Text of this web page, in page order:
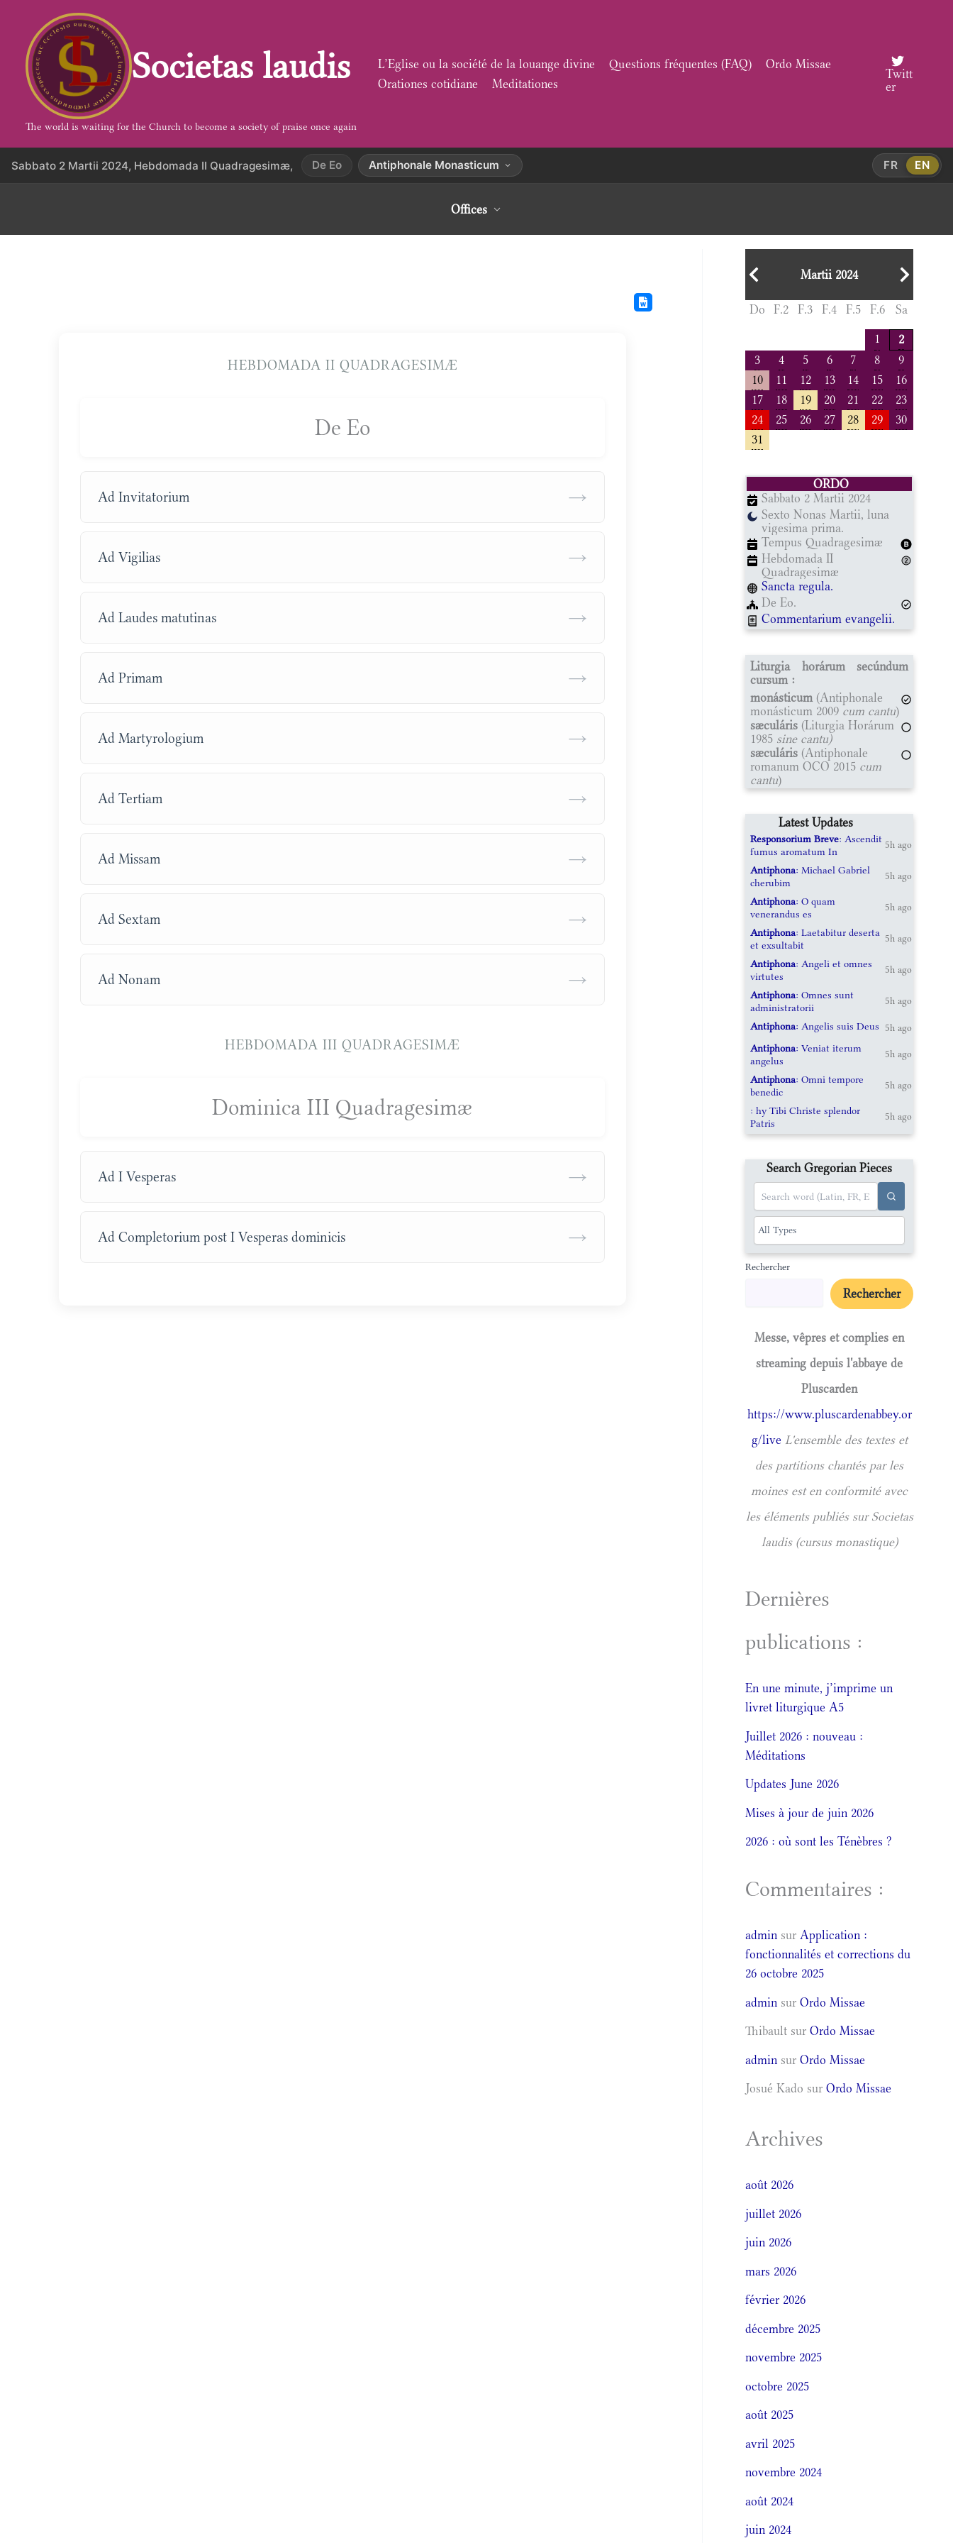
contenu
Societas laudis
The world is waiting for the Church to become a society of praise once again
L’Eglise ou la société de la louange divine Questions fréquentes (FAQ)
Ordo Missae
Orationes cotidiane
Meditationes
Twitt
er
Sabbato 2 Martii 2024, Hebdomada II Quadragesimæ, De Eo Antiphonale Monasticum FR EN
Offices
HEBDOMADA II QUADRAGESIMÆ
De Eo
Ad Invitatorium →
Ad Vigilias →
Ad Laudes matutinas →
Ad Primam →
Ad Martyrologium →
Ad Tertiam →
Ad Missam →
Ad Sextam →
Ad Nonam →
HEBDOMADA III QUADRAGESIMÆ
Dominica III Quadragesimæ
Ad I Vesperas →
Ad Completorium post I Vesperas dominicis →
Martii 2024
Do F.2 F.3 F.4 F.5 F.6 Sa
1
2
3
4 5 6 7 8
9
10
11 12 13 14 15
16
17
18 19 20 21 22
23
24
25 26 27 28 29
30
31
ORDO
Sabbato 2 Martii 2024
Sexto Nonas Martii, luna
vigesima prima.
Tempus Quadragesimæ
Hebdomada II
Quadragesimæ
Sancta regula.
De Eo.
Commentarium evangelii.
Liturgia horárum secúndum
cursum :
monásticum (Antiphonale
monásticum 2009 cum cantu)
sæculáris (Liturgia Horárum
1985 sine cantu)
sæculáris (Antiphonale
romanum OCO 2015 cum
cantu)
Latest Updates
Responsorium Breve: Ascendit
fumus aromatum In
5h ago
Antiphona: Michael Gabriel
cherubim
5h ago
Antiphona: O quam
venerandus es
5h ago
Antiphona: Laetabitur deserta
et exsultabit
5h ago
Antiphona: Angeli et omnes
virtutes
5h ago
Antiphona: Omnes sunt
administratorii
5h ago
Antiphona: Angelis suis Deus 5h ago
Antiphona: Veniat iterum
angelus
5h ago
Antiphona: Omni tempore
benedic
5h ago
: hy Tibi Christe splendor
Patris
5h ago
Search Gregorian Pieces
Rechercher
Rechercher
Messe, vêpres et complies en
streaming depuis l'abbaye de
Pluscarden
https://www.pluscardenabbey.or
g/live L'ensemble des textes et
des partitions chantés par les
moines est en conformité avec
les éléments publiés sur Societas
laudis (cursus monastique)
Dernières
publications :
En une minute, j’imprime un
livret liturgique A5
Juillet 2026 : nouveau :
Méditations
Updates June 2026
Mises à jour de juin 2026
2026 : où sont les Ténèbres ?
Commentaires :
admin surApplication :
fonctionnalités et corrections du
26 octobre 2025
admin surOrdo Missae
Thibault surOrdo Missae
admin surOrdo Missae
Josué Kado surOrdo Missae
Archives
août 2026
juillet 2026
juin 2026
mars 2026
février 2026
décembre 2025
novembre 2025
octobre 2025
août 2025
avril 2025
novembre 2024
août 2024
juin 2024